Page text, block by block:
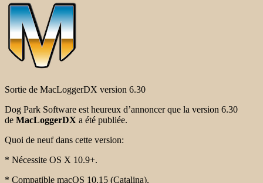
Sortie de MacLoggerDX version 6.30
Dog Park Software est heureux d’annoncer que la version 6.30
de MacLoggerDX a été publiée.
Quoi de neuf dans cette version:
* Nécessite OS X 10.9+.
* Compatible macOS 10.15 (Catalina).